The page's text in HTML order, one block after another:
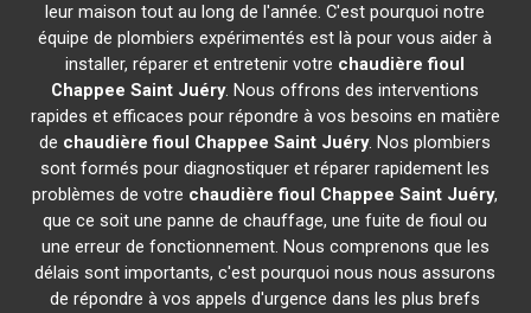
leur maison tout au long de l'année. C'est pourquoi notre
équipe de plombiers expérimentés est là pour vous aider à
installer, réparer et entretenir votre chaudière fioul
Chappee Saint Juéry. Nous offrons des interventions
rapides et efficaces pour répondre à vos besoins en matière
de chaudière fioul Chappee Saint Juéry. Nos plombiers
sont formés pour diagnostiquer et réparer rapidement les
problèmes de votre chaudière fioul Chappee Saint Juéry,
que ce soit une panne de chauffage, une fuite de fioul ou
une erreur de fonctionnement. Nous comprenons que les
délais sont importants, c'est pourquoi nous nous assurons
de répondre à vos appels d'urgence dans les plus brefs